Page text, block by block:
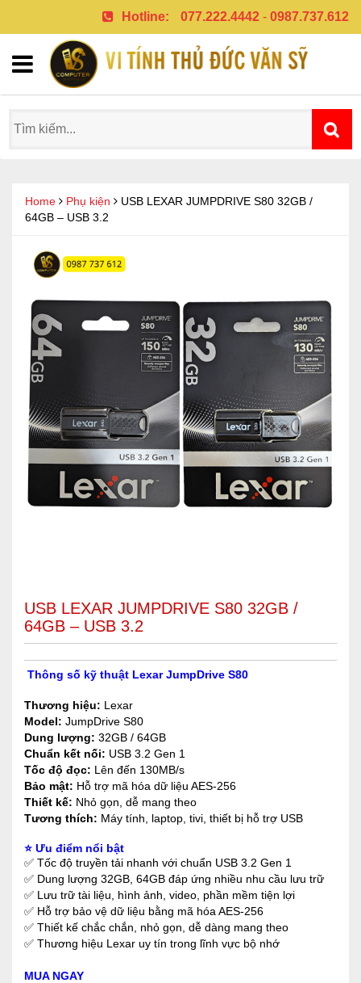
Hotline: 077.222.4442 - 0987.737.612
Home Phụ kiện
USB LEXAR JUMPDRIVE S80 32GB /
64GB – USB 3.2
USB LEXAR JUMPDRIVE S80 32GB /
64GB – USB 3.2
Thông số kỹ thuật Lexar JumpDrive S80
Thương hiệu: Lexar
Model: JumpDrive S80
Dung lượng: 32GB / 64GB
Chuẩn kết nối: USB 3.2 Gen 1
Tốc độ đọc: Lên đến 130MB/s
Bảo mật: Hỗ trợ mã hóa dữ liệu AES-256
Thiết kế: Nhỏ gọn, dễ mang theo
Tương thích: Máy tính, laptop, tivi, thiết bị hỗ trợ USB
⭐ Ưu điểm nổi bật
✅ Tốc độ truyền tải nhanh với chuẩn USB 3.2 Gen 1
✅ Dung lượng 32GB, 64GB đáp ứng nhiều nhu cầu lưu trữ
✅ Lưu trữ tài liệu, hình ảnh, video, phần mềm tiện lợi
✅ Hỗ trợ bảo vệ dữ liệu bằng mã hóa AES-256
✅ Thiết kế chắc chắn, nhỏ gọn, dễ dàng mang theo
✅ Thương hiệu Lexar uy tín trong lĩnh vực bộ nhớ
MUA NGAY